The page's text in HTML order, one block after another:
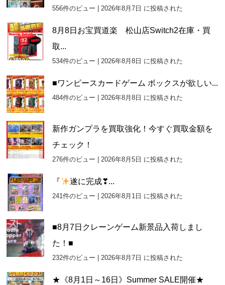
556件のビュー |2026年8月7日 に投稿された
8月8日お宝買道楽 松山店Switch2在庫・買
取...
534件のビュー |2026年8月8日 に投稿された
■ワンピースカードゲーム ボックスが欲しい...
484件のビュー |2026年8月8日 に投稿された
新作ガンプラを買取強化！今すぐ買取金額を
チェック！
276件のビュー |2026年8月5日 に投稿された
『 遂に完成❣...
241件のビュー |2026年8月1日 に投稿された
■8月7日クレーンゲーム新景品入荷しまし
た！■
232件のビュー |2026年8月7日 に投稿された
★《8月1日～16日》Summer SALE開催★